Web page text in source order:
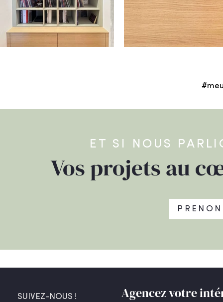
ET SI NOUS
Vos projets au
SUIVEZ-NOUS ! Agencez votre